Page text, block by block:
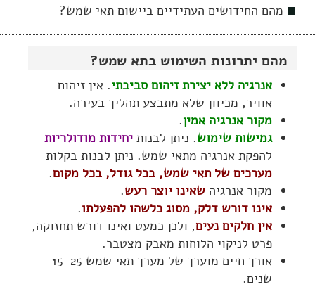
מהם יתרונות השימוש בתא שמש?
אנרגיה ללא יצירת זיהום סביבתי. אין זיהום
אוויר, מכיוון שלא מתבצע תהליך בעירה.
מקור אנרגיה אמין.
גמישות שימוש. ניתן לבנות יחידות מודולריות
להפקת אנרגיה מתאי שמש. ניתן לבנות בקלות
מערכים של תאי שמש, בכל גודל, בכל מקום.
מקור אנרגיה שאינו יוצר רעש.
אינו דורש דלק, מסוג כלשהו להפעלתו.
אין חלקים נעים, ולכן כמעט ואינו דורש תחזוקה,
פרט לניקוי הלוחות מאבק מצטבר.
אורך חיים מוערך של מערך תאי שמש 15-25
שנים.
מהם החידושים העתידיים ביישום תאי שמש?